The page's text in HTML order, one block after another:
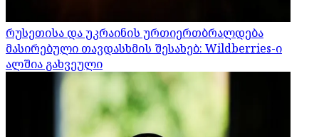
რუსეთისა და უკრაინის ურთიერთბრალდება
მასირებული თავდასხმის შესახებ: Wildberries-ი
ალშია გახვეული